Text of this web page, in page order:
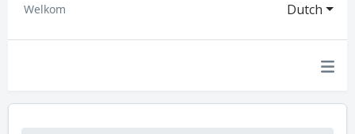
Dutch
Welkom